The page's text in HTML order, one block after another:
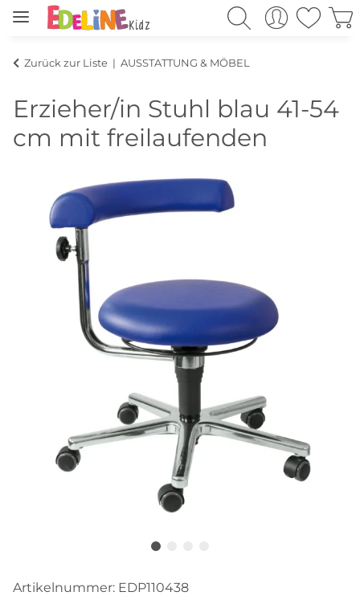
Zurück zur Liste AUSSTATTUNG & MÖBEL
Erzieher/in Stuhl blau 41-54
cm mit freilaufenden
Artikelnummer: EDP110438